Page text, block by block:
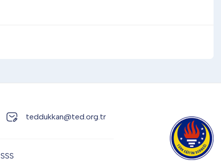
teddukkan@ted.org.tr
SSS